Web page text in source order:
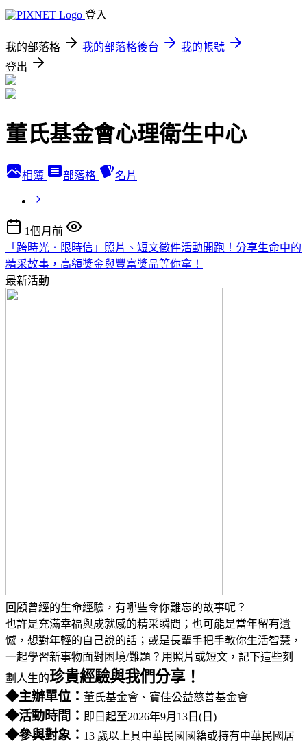
登入
我的部落格 我的部落格後台
我的帳號
登出
董氏基金會心理衛生中心
相簿 部落格 名片
1個月前
「跨時光．限時信」照片、短文徵件活動開跑！分享生命中的
精采故事，高額獎金與豐富獎品等你拿！
最新活動
回顧曾經的生命經驗，有哪些令你難忘的故事呢？
也許是充滿幸福與成就感的精采瞬間；也可能是當年留有遺
憾，想對年輕的自己說的話；或是長輩手把手教你生活智慧，
一起學習新事物面對困境/難題？用照片或短文，記下這些刻
劃人生的珍貴經驗與我們分享！
◆主辦單位： 董氏基金會、寶佳公益慈善基金會
◆活動時間： 即日起至2026年9月13日(日)
◆參與對象： 13 歲以上具中華民國國籍或持有中華民國居